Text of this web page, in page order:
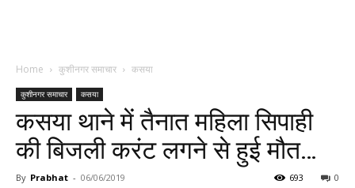
Home कुशीनगर समाचार कसया
कुशीनगर समाचार कसया
कसया थाने में तैनात महिला सिपाही
की बिजली करंट लगने से हुई मौत…
By Prabhat - 06/06/2019 0
693